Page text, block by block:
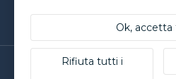
Silvadec
Ok,
Rifiuta tutti i